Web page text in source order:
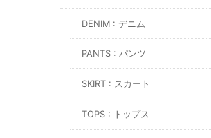
DENIM : デニム
PANTS : パンツ
SKIRT : スカート
TOPS : トップス